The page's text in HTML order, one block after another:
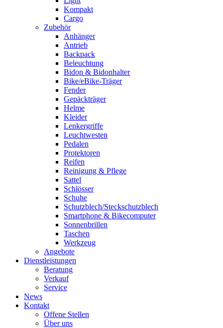
Kompakt
Cargo
Zubehör
Anhänger
Antrieb
Backpack
Beleuchtung
Bidon & Bidonhalter
Bike/eBike-Träger
Fender
Gepäckträger
Helme
Kleider
Lenkergriffe
Leuchtwesten
Pedalen
Protektoren
Reifen
Reinigung & Pflege
Sattel
Schlösser
Schuhe
Schutzblech/Steckschutzblech
Smartphone & Bikecomputer
Sonnenbrillen
Taschen
Werkzeug
Angebote
Dienstleistungen
Beratung
Verkauf
Service
News
Kontakt
Offene Stellen
Über uns